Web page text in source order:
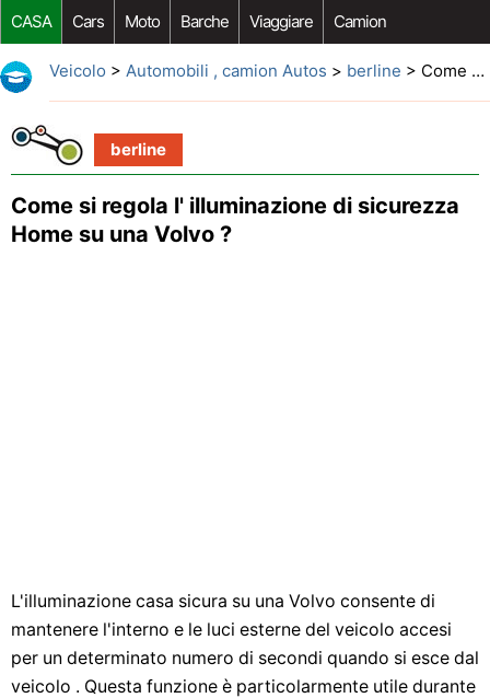
CASA Cars Moto Barche Viaggiare Camion
Riparazione Auto Acquisto Auto Car Opzioni Aftermarket
Veicolo > Automobili , camion Autos > berline > Come si regola l' illuminazione di sicurezza Home su una Volvo ?
berline
Come si regola l' illuminazione di sicurezza
Home su una Volvo ?
L'illuminazione casa sicura su una Volvo consente di
mantenere l'interno e le luci esterne del veicolo accesi
per un determinato numero di secondi quando si esce dal
veicolo . Questa funzione è particolarmente utile durante